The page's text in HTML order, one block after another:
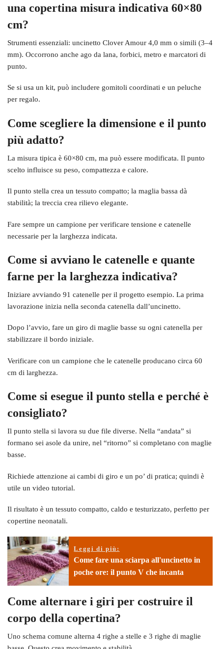
una copertina misura indicativa 60×80
cm?
Strumenti essenziali: uncinetto Clover Amour 4,0 mm o simili (3–4
mm). Occorrono anche ago da lana, forbici, metro e marcatori di
punto.
Se si usa un kit, può includere gomitoli coordinati e un peluche
per regalo.
Come scegliere la dimensione e il punto
più adatto?
La misura tipica è 60×80 cm, ma può essere modificata. Il punto
scelto influisce su peso, compattezza e calore.
Il punto stella crea un tessuto compatto; la maglia bassa dà
stabilità; la treccia crea rilievo elegante.
Fare sempre un campione per verificare tensione e catenelle
necessarie per la larghezza indicata.
Come si avviano le catenelle e quante
farne per la larghezza indicativa?
Iniziare avviando 91 catenelle per il progetto esempio. La prima
lavorazione inizia nella seconda catenella dall’uncinetto.
Dopo l’avvio, fare un giro di maglie basse su ogni catenella per
stabilizzare il bordo iniziale.
Verificare con un campione che le catenelle producano circa 60
cm di larghezza.
Come si esegue il punto stella e perché è
consigliato?
Il punto stella si lavora su due file diverse. Nella “andata” si
formano sei asole da unire, nel “ritorno” si completano con maglie
basse.
Richiede attenzione ai cambi di giro e un po’ di pratica; quindi è
utile un video tutorial.
Il risultato è un tessuto compatto, caldo e testurizzato, perfetto per
copertine neonatali.
Leggi di più:
Come fare una sciarpa all'uncinetto in
poche ore: il punto V che incanta
Come alternare i giri per costruire il
corpo della copertina?
Uno schema comune alterna 4 righe a stelle e 3 righe di maglie